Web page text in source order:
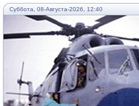
Суббота, 08-Августа-2026, 12:40
...